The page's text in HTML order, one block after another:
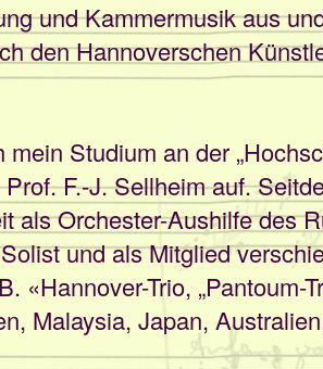
und Kammermusik aus
den Hannoverschen
mein Studium an der
F.-J. Sellheim auf.
als Orchester-Aushilfe des
und als Mitglied
«Hannover-Trio, „Pantoum-
Malaysia, Japan,